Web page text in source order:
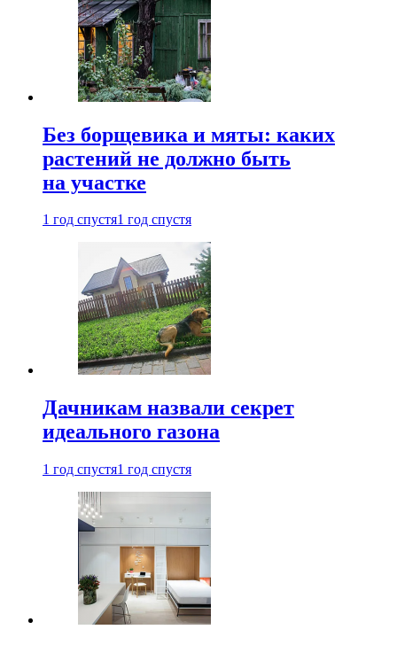
Без борщевика и мяты: каких
растений не должно быть
на участке
1 год спустя1 год спустя
Дачникам назвали секрет
идеального газона
1 год спустя1 год спустя